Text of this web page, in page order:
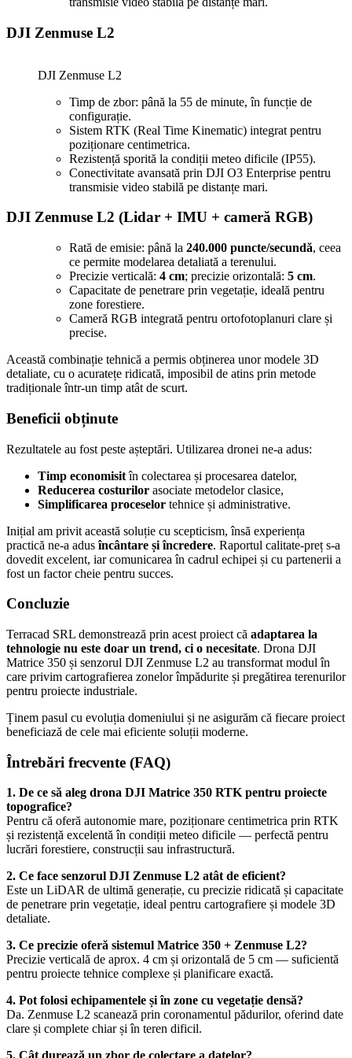
Livrare GRATUITĂ pentru comenzile de peste 1000 lei!
Matrice 4 Enterprise acum în STOC!
Livrare GRATUITĂ pentru comenzile de peste 1000 lei!
Livrare GRATUITĂ pentru comenzile de peste 1000 lei!
Matrice 4 Enterprise acum în STOC!
Livrare GRATUITĂ pentru comenzile de peste 1000 lei!
Matrice 4 Enterprise acum în STOC!
Livrare GRATUITĂ pentru comenzile de peste 1000 lei!
Matrice 4 Enterprise acum în STOC!
Livrare GRATUITĂ pentru comenzile de peste 1000 lei!
Matrice 4 Enterprise acum în STOC!
Matrice 4 Enterprise acum în STOC!
Livrare GRATUITĂ pentru comenzile de peste 1000 lei!
Matrice 4 Enterprise acum în STOC!
Livrare GRATUITĂ pentru comenzile de peste 1000 lei!
Matrice 4 Enterprise acum în STOC!
Livrare GRATUITĂ pentru comenzile de peste 1000 lei!
Matrice 4 Enterprise acum în STOC!
Livrare GRATUITĂ pentru comenzile de peste 1000 lei!
Matrice 4 Enterprise acum în STOC!
Livrare GRATUITĂ pentru comenzile de peste 1000 lei!
Matrice 4 Enterprise acum în STOC!
Livrare GRATUITĂ pentru comenzile de peste 1000 lei!
Matrice 4 Enterprise acum în STOC!
Livrare GRATUITĂ pentru comenzile de peste 1000 lei!
Matrice 4 Enterprise acum în STOC!
Matrice 4 Enterprise acum în STOC!
Livrare GRATUITĂ pentru comenzile de peste 1000 lei!
Livrare GRATUITĂ pentru comenzile de peste 1000 lei!
Livrare GRATUITĂ pentru comenzile de peste 1000 lei!
Matrice 4 Enterprise acum în STOC!
Livrare GRATUITĂ pentru comenzile de peste 1000 lei!
DJI Zenmuse L2
DJI Zenmuse L2
Timp de zbor: până la 55 de minute, în funcție de
configurație.
Sistem RTK (Real Time Kinematic) integrat pentru
poziționare centimetrica.
Rezistență sporită la condiții meteo dificile (IP55).
Conectivitate avansată prin DJI O3 Enterprise pentru
transmisie video stabilă pe distanțe mari.
DJI Zenmuse L2 (Lidar + IMU + cameră RGB)
Rată de emisie: până la 240.000 puncte/secundă, ceea
ce permite modelarea detaliată a terenului.
Precizie verticală: 4 cm; precizie orizontală: 5 cm.
Capacitate de penetrare prin vegetație, ideală pentru
zone forestiere.
Cameră RGB integrată pentru ortofotoplanuri clare și
precise.
Această combinație tehnică a permis obținerea unor modele 3D
detaliate, cu o acuratețe ridicată, imposibil de atins prin metode
tradiționale într-un timp atât de scurt.
Beneficii obținute
Rezultatele au fost peste așteptări. Utilizarea dronei ne-a adus:
Timp economisitîn colectarea și procesarea datelor,
Reducerea costurilor asociate metodelor clasice,
Simplificarea proceselor tehnice și administrative.
Inițial am privit această soluție cu scepticism, însă experiența
practică ne-a adusîncântare și încredere. Raportul calitate-preț s-a
dovedit excelent, iar comunicarea în cadrul echipei și cu partenerii a
fost un factor cheie pentru succes.
Concluzie
Terracad SRL demonstrează prin acest proiect că adaptarea la
tehnologie nu este doar un trend, ci o necesitate. Drona DJI
Matrice 350 și senzorul DJI Zenmuse L2 au transformat modul în
care privim cartografierea zonelor împădurite și pregătirea terenurilor
pentru proiecte industriale.
Ținem pasul cu evoluția domeniului și ne asigurăm că fiecare proiect
beneficiază de cele mai eficiente soluții moderne.
Întrebări frecvente (FAQ)
1. De ce să aleg drona DJI Matrice 350 RTK pentru proiecte
topografice?
Pentru că oferă autonomie mare, poziționare centimetrica prin RTK
și rezistență excelentă în condiții meteo dificile — perfectă pentru
lucrări forestiere, construcții sau infrastructură.
2. Ce face senzorul DJI Zenmuse L2 atât de eficient?
Este un LiDAR de ultimă generație, cu precizie ridicată și capacitate
de penetrare prin vegetație, ideal pentru cartografiere și modele 3D
detaliate.
3. Ce precizie oferă sistemul Matrice 350 + Zenmuse L2?
Precizie verticală de aprox. 4 cm și orizontală de 5 cm — suficientă
pentru proiecte tehnice complexe și planificare exactă.
4. Pot folosi echipamentele și în zone cu vegetație densă?
Da. Zenmuse L2 scanează prin coronamentul pădurilor, oferind date
clare și complete chiar și în teren dificil.